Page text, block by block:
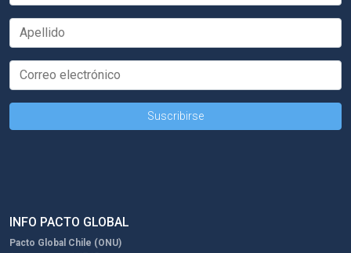
INFO PACTO GLOBAL
Pacto Global Chile (ONU)